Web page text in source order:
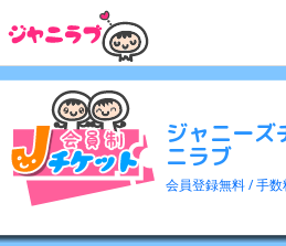
ジャニーズ
ニラブ
会員登録無料 / 手